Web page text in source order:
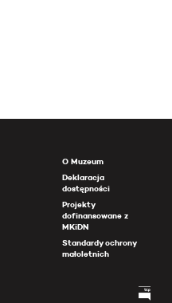
O Muzeum
Deklaracja
dostępności
Projekty
dofinansowane z
MKiDN
Standardy ochrony
małoletnich